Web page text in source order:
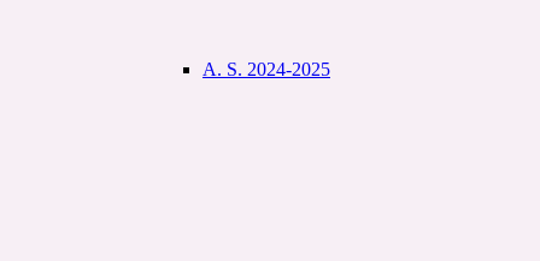
A. S. 2024-2025